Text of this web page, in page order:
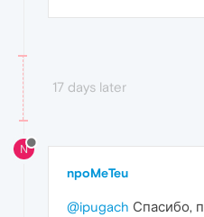
17 days later
N
npoMeTeu
@ipugach Спасибо,